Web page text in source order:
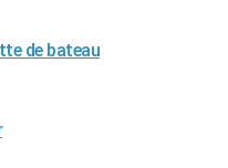
de bateau